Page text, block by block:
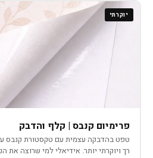
יוקרתי
פרימיום קנבס | קלף והדבק
טפט בהדבקה עצמית עם טקסטורת קנבס
רך ויוקרתי יותר. אידיאלי למי שרוצה